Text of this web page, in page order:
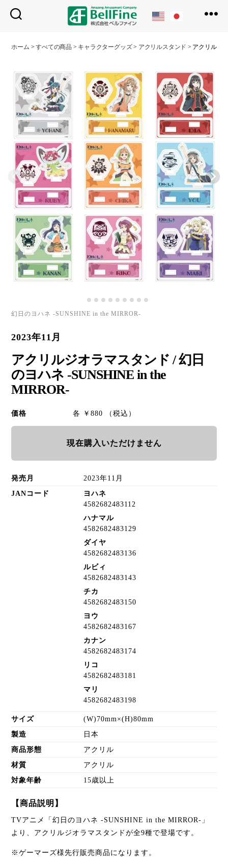
フ
ン
ホーム >すべての商品 > キャラクターグッズ> アクリルスタンド > アクリルジ
幻日のヨハネ -SUNSHINE in the MIRROR-
2023年11月
アクリルジオラマスタンド / 幻日
のヨハネ -SUNSHINE in the
MIRROR-
価格 各 ￥880 （税込）
現在購入いただけません
発売月 2023年11月
JANコード
ヨハネ
4582682483112
ハナマル
4582682483129
ダイヤ
4582682483136
ルビィ
4582682483143
チカ
4582682483150
ヨウ
4582682483167
カナン
4582682483174
リコ
4582682483181
マリ
4582682483198
サイズ (W)70mm×(H)80mm
製造 日本
商品形態 アクリル
材質 アクリル
対象年齢 15歳以上
【商品説明】
TVアニメ「幻日のヨハネ -SUNSHINE in the MIRROR-」
より、アクリルジオラマスタンドが全9種で登場です。
※ゲーマーズ様先行販売商品になります。